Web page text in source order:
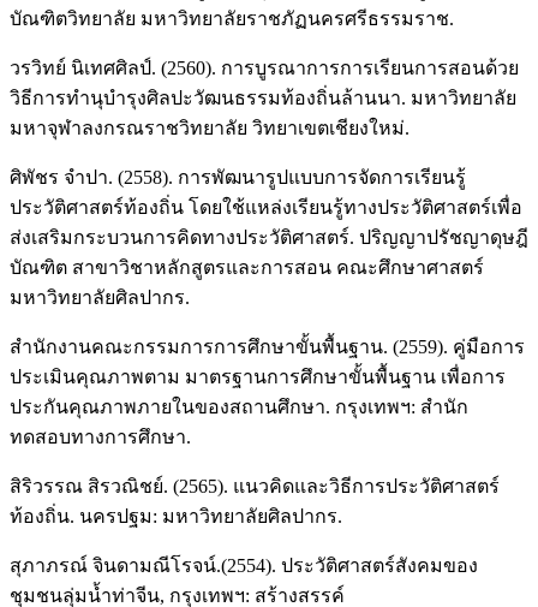
บัณฑิตวิทยาลัย มหาวิทยาลัยราชภัฏนครศรีธรรมราช.
วรวิทย์ นิเทศศิลป์. (2560). การบูรณาการการเรียนการสอนด้วย
วิธีการทำนุบำรุงศิลปะวัฒนธรรมท้องถิ่นล้านนา. มหาวิทยาลัย
มหาจุฬาลงกรณราชวิทยาลัย วิทยาเขตเชียงใหม่.
ศิพัชร จำปา. (2558). การพัฒนารูปแบบการจัดการเรียนรู้
ประวัติศาสตร์ท้องถิ่น โดยใช้แหล่งเรียนรู้ทางประวัติศาสตร์เพื่อ
ส่งเสริมกระบวนการคิดทางประวัติศาสตร์. ปริญญาปรัชญาดุษฎี
บัณฑิต สาขาวิชาหลักสูตรและการสอน คณะศึกษาศาสตร์
มหาวิทยาลัยศิลปากร.
สำนักงานคณะกรรมการการศึกษาขั้นพื้นฐาน. (2559). คู่มือการ
ประเมินคุณภาพตาม มาตรฐานการศึกษาขั้นพื้นฐาน เพื่อการ
ประกันคุณภาพภายในของสถานศึกษา. กรุงเทพฯ: สำนัก
ทดสอบทางการศึกษา.
สิริวรรณ สิรวณิชย์. (2565). แนวคิดและวิธีการประวัติศาสตร์
ท้องถิ่น. นครปฐม: มหาวิทยาลัยศิลปากร.
สุภาภรณ์ จินดามณีโรจน์.(2554). ประวัติศาสตร์สังคมของ
ชุมชนลุ่มน้ำท่าจีน, กรุงเทพฯ: สร้างสรรค์